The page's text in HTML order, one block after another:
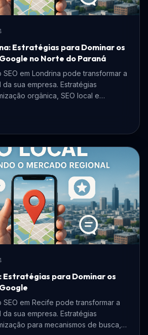
Estratégias para Dominar os
no Norte do Paraná
em Londrina pode transformar a
sua empresa. Estratégias
orgânica, SEO local e
Estratégias para Dominar os
em Recife pode transformar a
sua empresa. Estratégias
para mecanismos de busca,